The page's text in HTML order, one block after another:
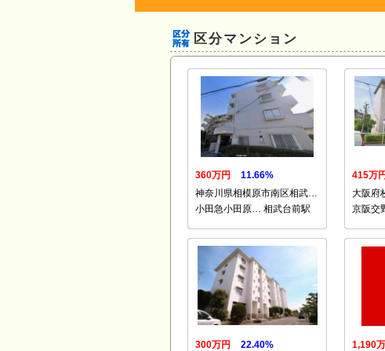
区分マンション
360万円
11.66%
神奈川県相模原市南区相武…
小田急小田原… 相武台前駅
415万円
大阪府
京阪交
300万円
22.40%
1,190